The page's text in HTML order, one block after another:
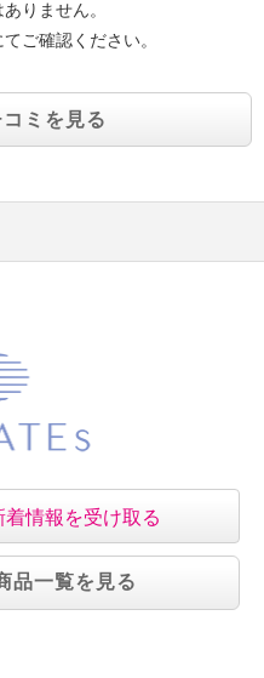
りません。
ご確認ください。
ミを見る
情報を受け取る
品一覧を見る